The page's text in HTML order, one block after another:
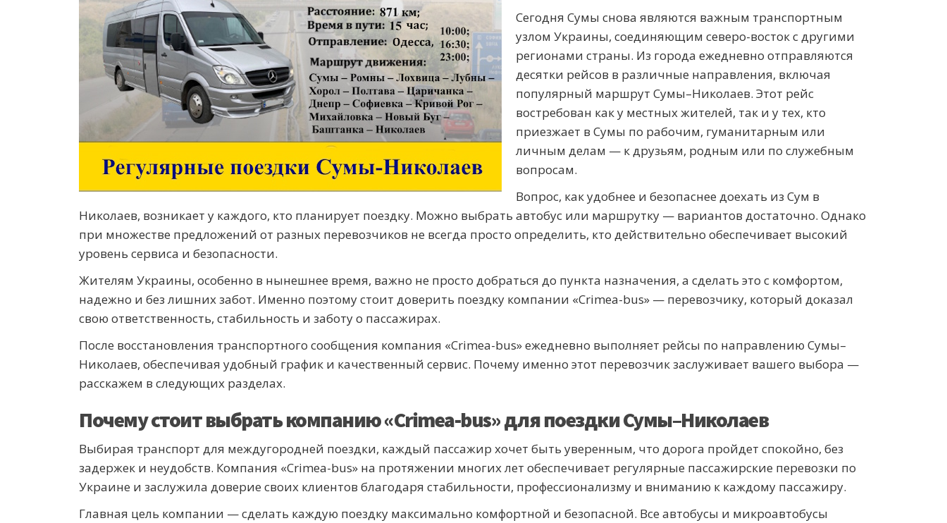
Сегодня Сумы снова являются важным транспортным
узлом Украины, соединяющим северо-восток с другими
регионами страны. Из города ежедневно отправляются
десятки рейсов в различные направления, включая
популярный маршрут Сумы–Николаев. Этот рейс
востребован как у местных жителей, так и у тех, кто
приезжает в Сумы по рабочим, гуманитарным или
личным делам — к друзьям, родным или по служебным
вопросам.
Вопрос, как удобнее и безопаснее доехать из Сум в
Николаев, возникает у каждого, кто планирует поездку. Можно выбрать автобус или маршрутку — вариантов достаточно. Однако
при множестве предложений от разных перевозчиков не всегда просто определить, кто действительно обеспечивает высокий
уровень сервиса и безопасности.
Жителям Украины, особенно в нынешнее время, важно не просто добраться до пункта назначения, а сделать это с комфортом,
надежно и без лишних забот. Именно поэтому стоит доверить поездку компании «Crimea-bus» — перевозчику, который доказал
свою ответственность, стабильность и заботу о пассажирах.
После восстановления транспортного сообщения компания «Crimea-bus» ежедневно выполняет рейсы по направлению Сумы–
Николаев, обеспечивая удобный график и качественный сервис. Почему именно этот перевозчик заслуживает вашего выбора —
расскажем в следующих разделах.
Почему стоит выбрать компанию «Crimea-bus» для поездки Сумы–Николаев
Выбирая транспорт для междугородней поездки, каждый пассажир хочет быть уверенным, что дорога пройдет спокойно, без
задержек и неудобств. Компания «Crimea-bus» на протяжении многих лет обеспечивает регулярные пассажирские перевозки по
Украине и заслужила доверие своих клиентов благодаря стабильности, профессионализму и вниманию к каждому пассажиру.
Главная цель компании — сделать каждую поездку максимально комфортной и безопасной. Все автобусы и микроавтобусы